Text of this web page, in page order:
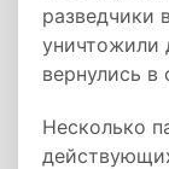
разведчики
уничтожили
вернулись в
Несколько